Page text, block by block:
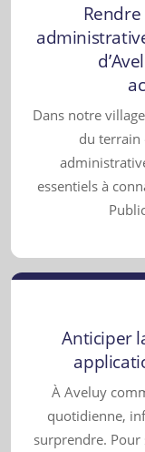
Dans notre
du terrain
essentiels à
Anticiper
À Aveluy
quotidienne,
surprendre.